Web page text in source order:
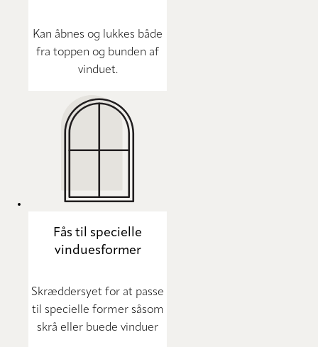
Kan åbnes og lukkes både
fra toppen og bunden af
vinduet.
Fås til specielle
vinduesformer
Skræddersyet for at passe
til specielle former såsom
skrå eller buede vinduer